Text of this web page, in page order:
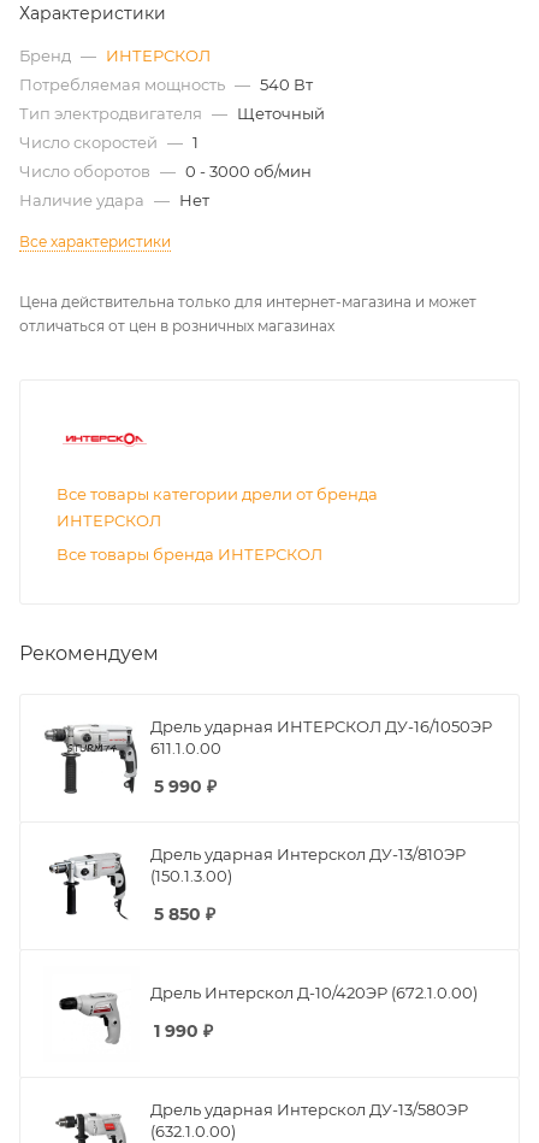
Характеристики
Бренд — ИНТЕРСКОЛ
Потребляемая мощность — 540 Вт
Тип электродвигателя — Щеточный
Число скоростей — 1
Число оборотов — 0 - 3000 об/мин
Наличие удара — Нет
Все характеристики
Цена действительна только для интернет-магазина и может
отличаться от цен в розничных магазинах
Все товары категории дрели от бренда
ИНТЕРСКОЛ
Все товары бренда ИНТЕРСКОЛ
Рекомендуем
Дрель ударная ИНТЕРСКОЛ ДУ-16/1050ЭР
611.1.0.00
5 990 ₽
Дрель ударная Интерскол ДУ-13/810ЭР
(150.1.3.00)
5 850 ₽
Дрель Интерскол Д-10/420ЭР (672.1.0.00)
1 990 ₽
Дрель ударная Интерскол ДУ-13/580ЭР
(632.1.0.00)